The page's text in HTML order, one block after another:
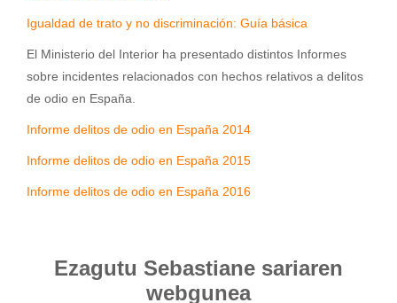
Igualdad de trato y no discriminación: Guía básica
El Ministerio del Interior ha presentado distintos Informes
sobre incidentes relacionados con hechos relativos a delitos
de odio en España.
Informe delitos de odio en España 2014
Informe delitos de odio en España 2015
Informe delitos de odio en España 2016
Ezagutu Sebastiane sariaren
webgunea